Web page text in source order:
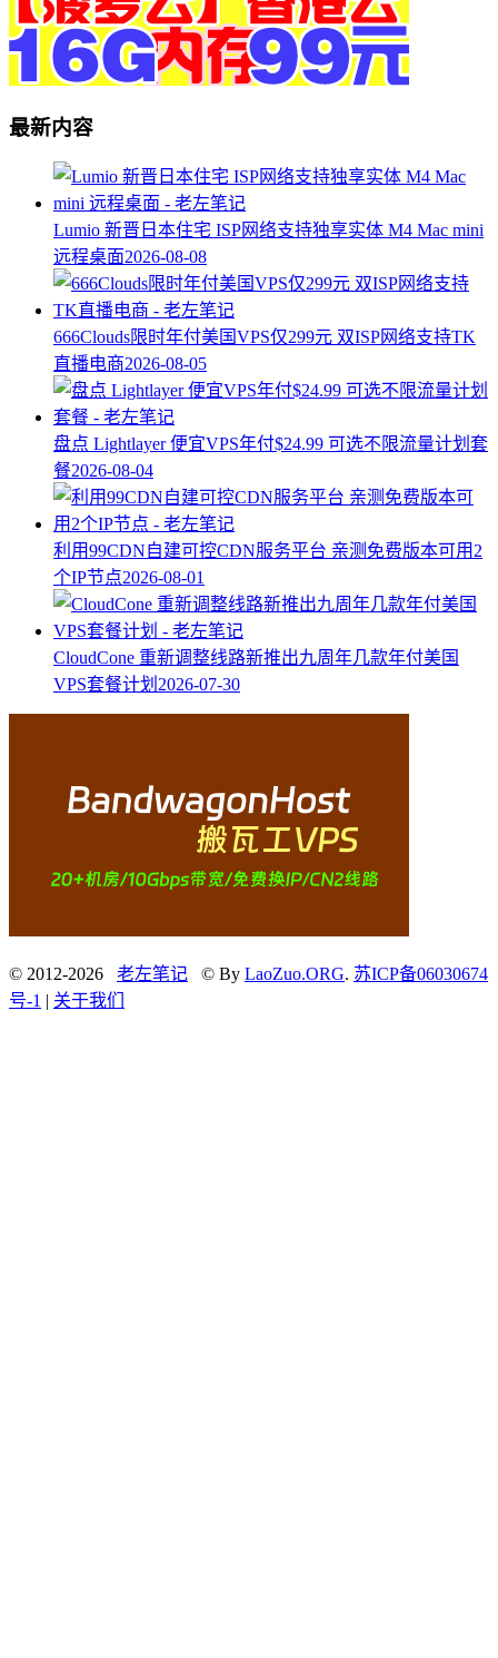
最新内容
Lumio 新晋日本住宅 ISP网络支持独享实体 M4 Mac mini
远程桌面2026-08-08
666Clouds限时年付美国VPS仅299元 双ISP网络支持TK
直播电商2026-08-05
盘点 Lightlayer 便宜VPS年付$24.99 可选不限流量计划套
餐2026-08-04
利用99CDN自建可控CDN服务平台 亲测免费版本可用2
个IP节点2026-08-01
CloudCone 重新调整线路新推出九周年几款年付美国
VPS套餐计划 2026-07-30
© 2012-2026 老左笔记 © By LaoZuo.ORG. 苏ICP备06030674
号-1 | 关于我们